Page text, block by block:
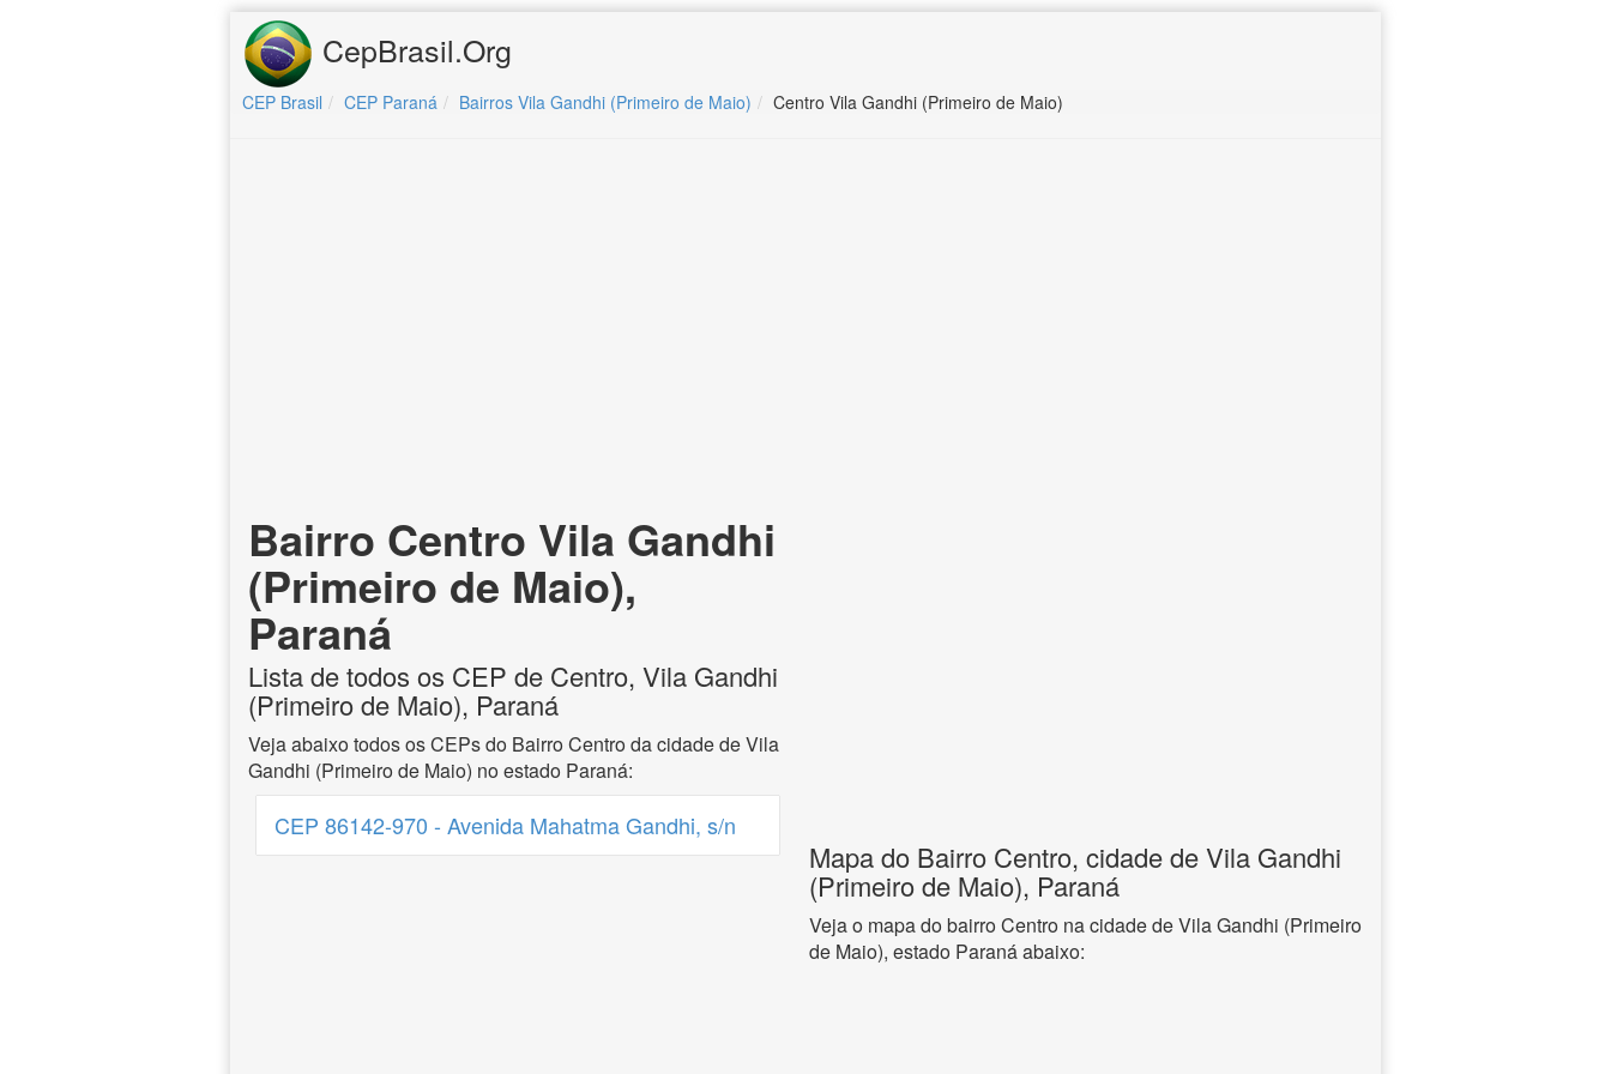
CepBrasil.Org
CEP Brasil CEP Paraná Bairros Vila Gandhi (Primeiro de Maio) Centro Vila Gandhi (Primeiro de Maio)
Bairro Centro Vila Gandhi
(Primeiro de Maio),
Paraná
Lista de todos os CEP de Centro, Vila Gandhi
(Primeiro de Maio), Paraná
Veja abaixo todos os CEPs do Bairro Centro da cidade de Vila
Gandhi (Primeiro de Maio) no estado Paraná:
CEP 86142-970 - Avenida Mahatma Gandhi, s/n
Mapa do Bairro Centro, cidade de Vila Gandhi
(Primeiro de Maio), Paraná
Veja o mapa do bairro Centro na cidade de Vila Gandhi (Primeiro
de Maio), estado Paraná abaixo: